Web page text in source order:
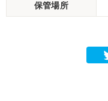
保管場所